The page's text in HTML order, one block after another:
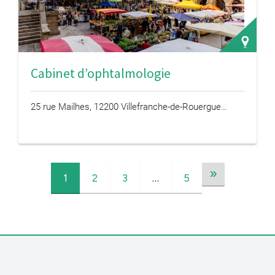
Cabinet d’ophtalmologie
25 rue Mailhes, 12200 Villefranche-de-Rouergue…
1 2 3 … 5 »